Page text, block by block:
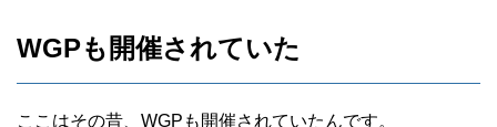
WGPも開催されていた
ここはその昔、WGPも開催されていたんです。